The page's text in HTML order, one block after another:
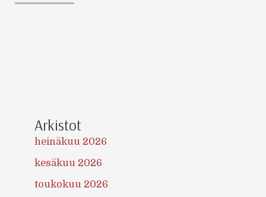
Arkistot
heinäkuu 2026
kesäkuu 2026
toukokuu 2026